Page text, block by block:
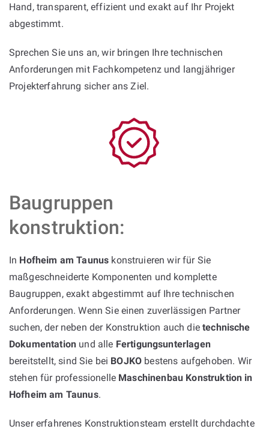
Hand, transparent, effizient und exakt auf Ihr Projekt
abgestimmt.
Sprechen Sie uns an, wir bringen Ihre technischen
Anforderungen mit Fachkompetenz und langjähriger
Projekterfahrung sicher ans Ziel.
Baugruppen
konstruktion:
In Hofheim am Taunus konstruieren wir für Sie
maßgeschneiderte Komponenten und komplette
Baugruppen, exakt abgestimmt auf Ihre technischen
Anforderungen. Wenn Sie einen zuverlässigen Partner
suchen, der neben der Konstruktion auch dietechnische
Dokumentation und alle Fertigungsunterlagen
bereitstellt, sind Sie bei BOJKO bestens aufgehoben. Wir
stehen für professionelle Maschinenbau Konstruktion in
Hofheim am Taunus.
Unser erfahrenes Konstruktionsteam erstellt durchdachte